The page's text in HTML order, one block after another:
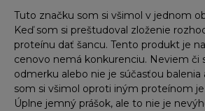
Tuto značku som si všimol v jednom
Keď som si preštudoval zloženie
proteínu dať šancu. Tento produkt je
cenovo nemá konkurenciu. Neviem či
odmerku alebo nie je súčasťou balenia
som si všimol oproti iným proteínom
Úplne jemný prášok, ale to nie je